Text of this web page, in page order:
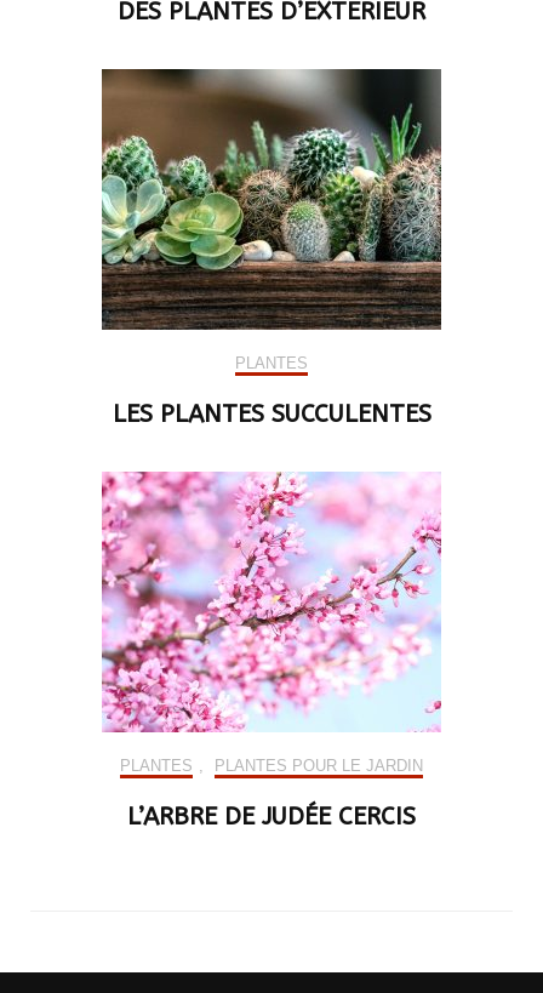
DES PLANTES D’EXTERIEUR
PLANTES
LES PLANTES SUCCULENTES
PLANTES , PLANTES POUR LE JARDIN
L’ARBRE DE JUDÉE CERCIS